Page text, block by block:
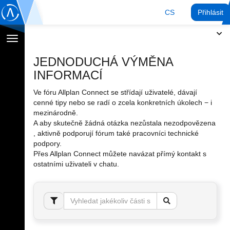
CS Přihlásit
Přepnout
JEDNODUCHÁ VÝMĚNA
INFORMACÍ
Ve fóru Allplan Connect se střídají uživatelé, dávají
cenné tipy nebo se radí o zcela konkretních úkolech − i
mezinárodně.
A aby skutečně žádná otázka nezůstala nezodpovězena
, aktivně podporují fórum také pracovníci technické
podpory.
Přes Allplan Connect můžete navázat přímý kontakt s
ostatními uživateli v chatu.